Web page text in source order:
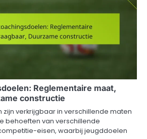
Reglementaire maat,
constructie
verkrijgbaar in verschillende maten
behoeften van verschillende
eisen, waarbij jeugddoelen